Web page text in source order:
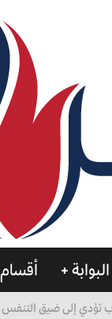
البوابة أقسام
تؤدي إلى ضيق التنفس